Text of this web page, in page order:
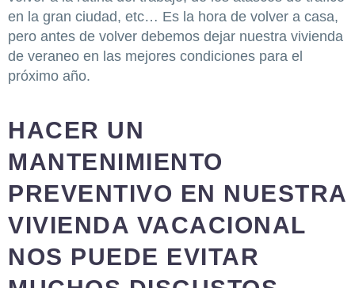
en la gran ciudad, etc… Es la hora de volver a casa,
pero antes de volver debemos dejar nuestra vivienda
de veraneo en las mejores condiciones para el
próximo año.
HACER UN
MANTENIMIENTO
PREVENTIVO EN NUESTRA
VIVIENDA VACACIONAL
NOS PUEDE EVITAR